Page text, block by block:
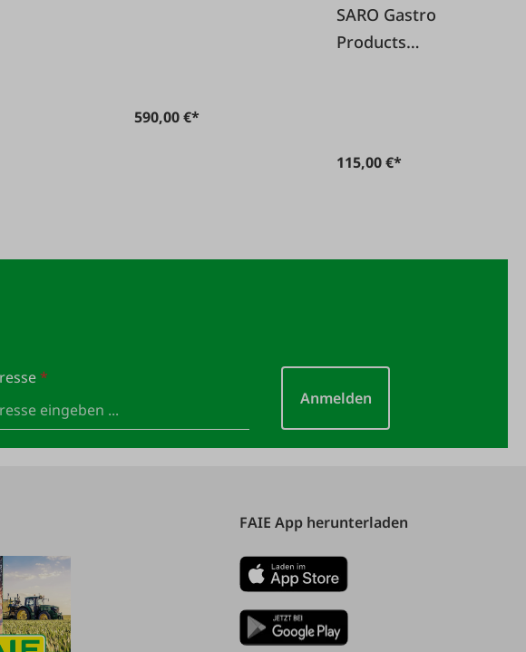
590,00 €*
SARO Gastro
Products
115,00 €*
*
Anmelden
FAIE App herunterladen